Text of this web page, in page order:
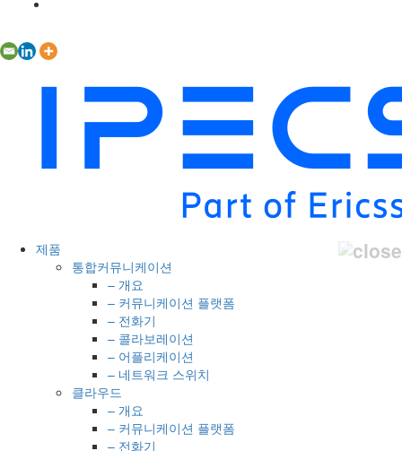
제품
통합커뮤니케이션
– 개요
– 커뮤니케이션 플랫폼
– 전화기
– 콜라보레이션
– 어플리케이션
– 네트워크 스위치
클라우드
– 개요
– 커뮤니케이션 플랫폼
– 전화기